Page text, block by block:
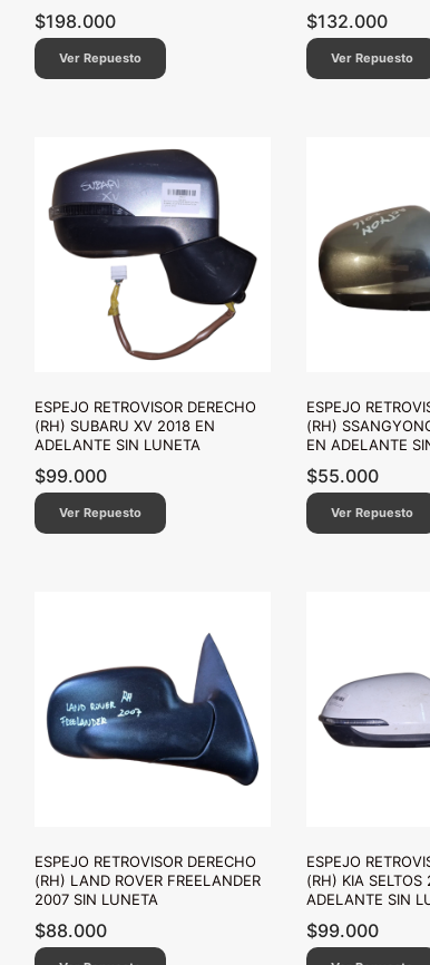
$198.000
Ver Repuesto
$132.000
Ver Repuesto
ESPEJO RETROVISOR DERECHO
(RH) SUBARU XV 2018 EN
ADELANTE SIN LUNETA
$99.000
Ver Repuesto
ESPEJO
(RH)
EN ADELANTE
$55.000
Ver Repuesto
ESPEJO RETROVISOR DERECHO
(RH) LAND ROVER FREELANDER
2007 SIN LUNETA
$88.000
ESPEJO
(RH) KIA SELTOS
ADELANTE SIN
$99.000